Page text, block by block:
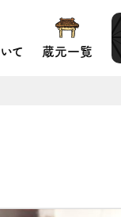
て 蔵元一覧